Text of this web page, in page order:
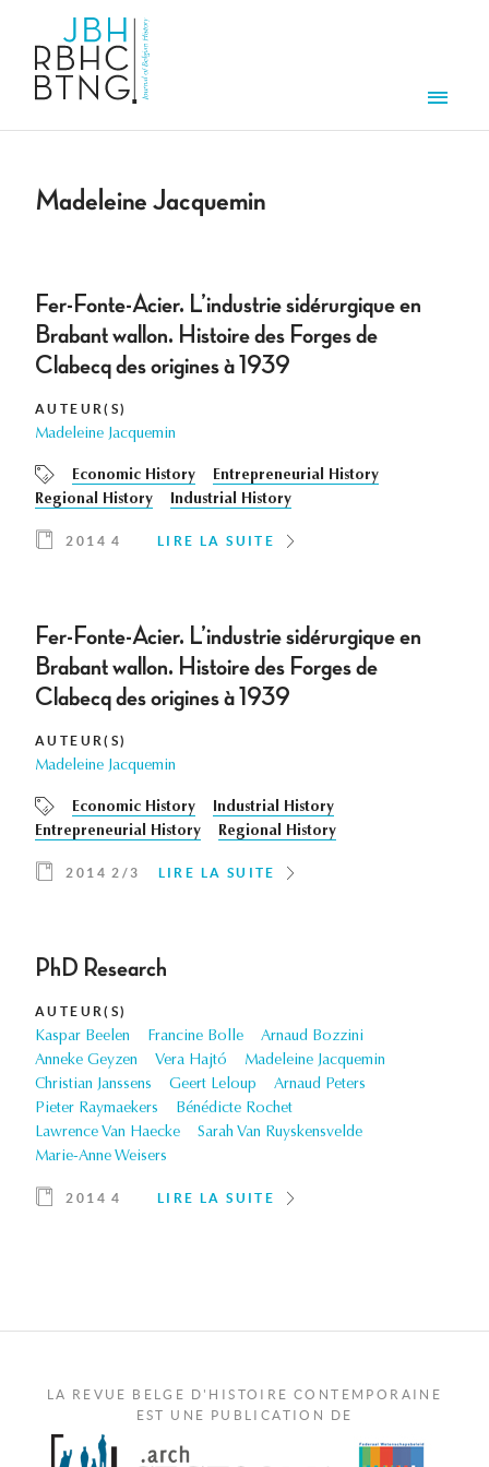
Madeleine Jacquemin
Fer-Fonte-Acier. L’industrie sidérurgique en
Brabant wallon. Histoire des Forges de
Clabecq des origines à 1939
AUTEUR(S)
Madeleine Jacquemin
Economic History
Entrepreneurial History
Regional History
Industrial History
2014 4 LIRE LA SUITE
Fer-Fonte-Acier. L’industrie sidérurgique en
Brabant wallon. Histoire des Forges de
Clabecq des origines à 1939
AUTEUR(S)
Madeleine Jacquemin
Economic History
Industrial History
Entrepreneurial History
Regional History
2014 2/3 LIRE LA SUITE
PhD Research
AUTEUR(S)
Kaspar Beelen Francine Bolle
Arnaud Bozzini
Anneke Geyzen
Vera Hajtó
Madeleine Jacquemin
Christian Janssens
Geert Leloup
Arnaud Peters
Pieter Raymaekers
Bénédicte Rochet
Lawrence Van Haecke
Sarah Van Ruyskensvelde
Marie-Anne Weisers
2014 4 LIRE LA SUITE
LA REVUE BELGE D'HISTOIRE CONTEMPORAINE
EST UNE PUBLICATION DE